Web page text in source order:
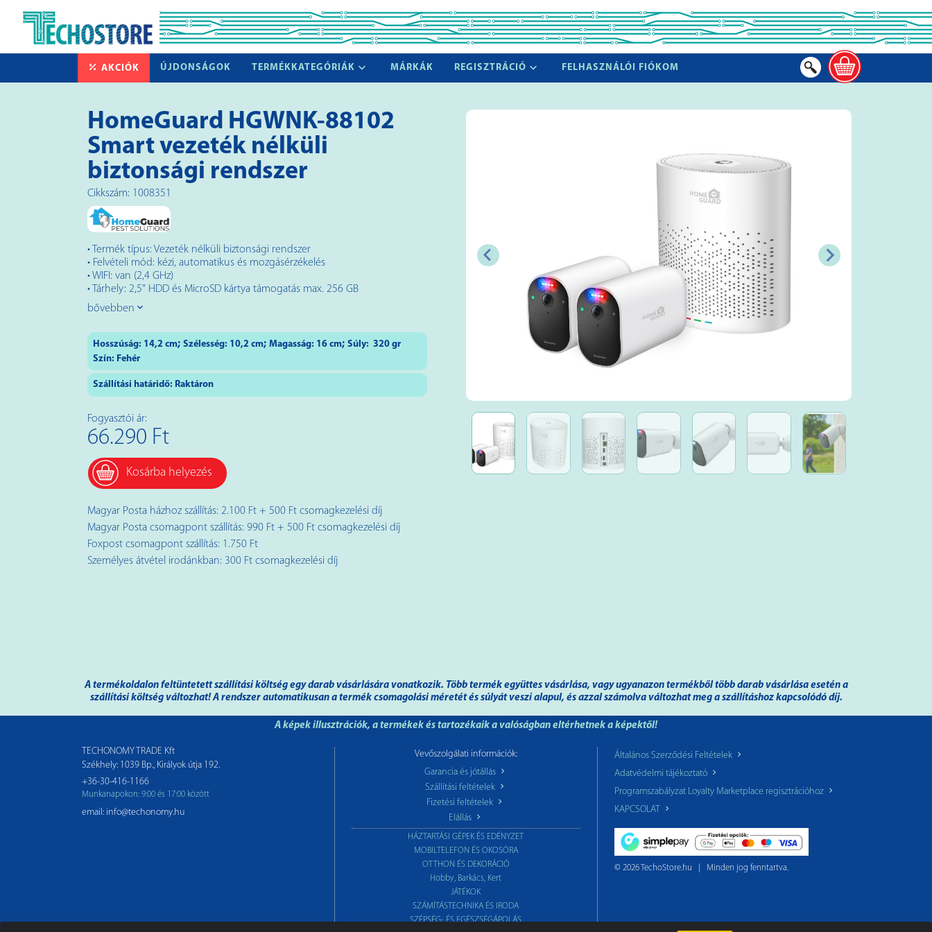
AKCIÓK ÚJDONSÁGOK TERMÉKKATEGÓRIÁK MÁRKÁK REGISZTRÁCIÓ FELHASZNÁLÓI FIÓKOM
HomeGuard HGWNK-88102
Smart vezeték nélküli
biztonsági rendszer
Cikkszám: 1008351
• Termék típus: Vezeték nélküli biztonsági rendszer
• Felvételi mód: kézi, automatikus és mozgásérzékelés
• WIFI: van (2,4 GHz)
• Tárhely: 2,5" HDD és MicroSD kártya támogatás max. 256 GB
bővebben
Hosszúság: 14,2 cm; Szélesség: 10,2 cm; Magasság: 16 cm; Súly: 320 gr
Szín: Fehér
Szállítási határidő: Raktáron
Fogyasztói ár:
66.290 Ft
Kosárba helyezés
Magyar Posta házhoz szállítás: 2.100 Ft + 500 Ft csomagkezelési díj
Magyar Posta csomagpont szállítás: 990 Ft + 500 Ft csomagkezelési díj
Foxpost csomagpont szállítás: 1.750 Ft
Személyes átvétel irodánkban: 300 Ft csomagkezelési díj
A termékoldalon feltüntetett szállítási költség egy darab vásárlására vonatkozik. Több termék együttes vásárlása, vagy ugyanazon termékből több darab vásárlása esetén a
szállítási költség változhat! A rendszer automatikusan a termék csomagolási méretét és súlyát veszi alapul, és azzal számolva változhat meg a szállításhoz kapcsolódó díj.
A képek illusztrációk, a termékek és tartozékaik a valóságban eltérhetnek a képektől!
TECHONOMY TRADE Kft
Székhely: 1039 Bp., Királyok útja 192.
+36-30-416-1166
Munkanapokon: 9:00 és 17:00 között
email: info@techonomy.hu
Vevőszolgálati információk:
Garancia és jótállás
Szállítási feltételek
Fizetési feltételek
Elállás
HÁZTARTÁSI GÉPEK ÉS EDÉNYZET
MOBILTELEFON ÉS OKOSÓRA
OTTHON ÉS DEKORÁCIÓ
Hobby, Barkács, Kert
JÁTÉKOK
SZÁMÍTÁSTECHNIKA ÉS IRODA
SZÉPSÉG- ÉS EGÉSZSÉGÁPOLÁS
Általános Szerződési Feltételek
Adatvédelmi tájékoztató
Programszabályzat Loyalty Marketplace regisztrációhoz
KAPCSOLAT
© 2026 TechoStore.hu Minden jog fenntartva.